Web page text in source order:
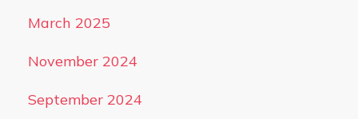
March 2025
November 2024
September 2024